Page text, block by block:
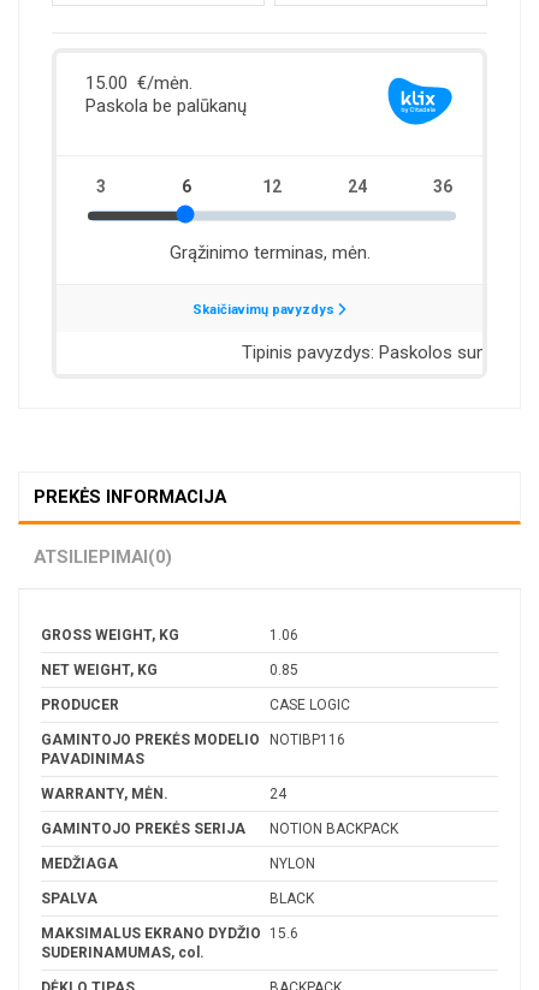
PREKĖS INFORMACIJA
ATSILIEPIMAI(0)
GROSS WEIGHT, KG 1.06
NET WEIGHT, KG 0.85
PRODUCER CASE LOGIC
GAMINTOJO PREKĖS MODELIO
PAVADINIMAS
NOTIBP116
WARRANTY, MĖN. 24
GAMINTOJO PREKĖS SERIJA NOTION BACKPACK
MEDŽIAGA NYLON
SPALVA BLACK
MAKSIMALUS EKRANO DYDŽIO
SUDERINAMUMAS, col.
15.6